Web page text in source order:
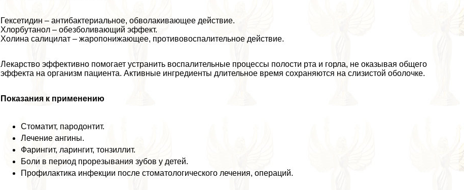
Гексетидин – антибактериальное, обволакивающее действие.
Хлорбутанол – обезболивающий эффект.
Холина салицилат – жаропонижающее, противовоспалительное действие.
Лекарство эффективно помогает устранить воспалительные процессы полости рта и горла, не оказывая общего
эффекта на организм пациента. Активные ингредиенты длительное время сохраняются на слизистой оболочке.
Показания к применению
Стоматит, пародонтит.
Лечение ангины.
Фарингит, ларингит, тонзиллит.
Боли в период прорезывания зубов у детей.
Профилактика инфекции после стоматологического лечения, операций.